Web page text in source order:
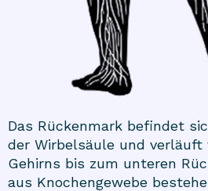
Das Rückenmark befindet
der Wirbelsäule und verläuft
Gehirns bis zum unteren
aus Knochengewebe